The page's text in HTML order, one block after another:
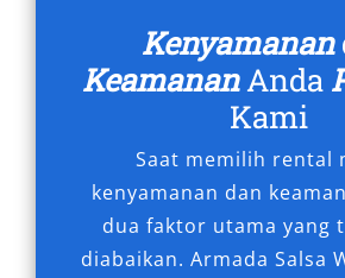
Pilihan tepat untuk perjalanan
dengan performa maksimal.
Kendaraan Rombongan
Toyota Hiace Commuter /
Isuzu Elf Long
Kenyamanan
KeamananAnda
Kami
Saat memilih rental
kenyamanan dan
dua faktor utama yang
diabaikan. Armada Salsa